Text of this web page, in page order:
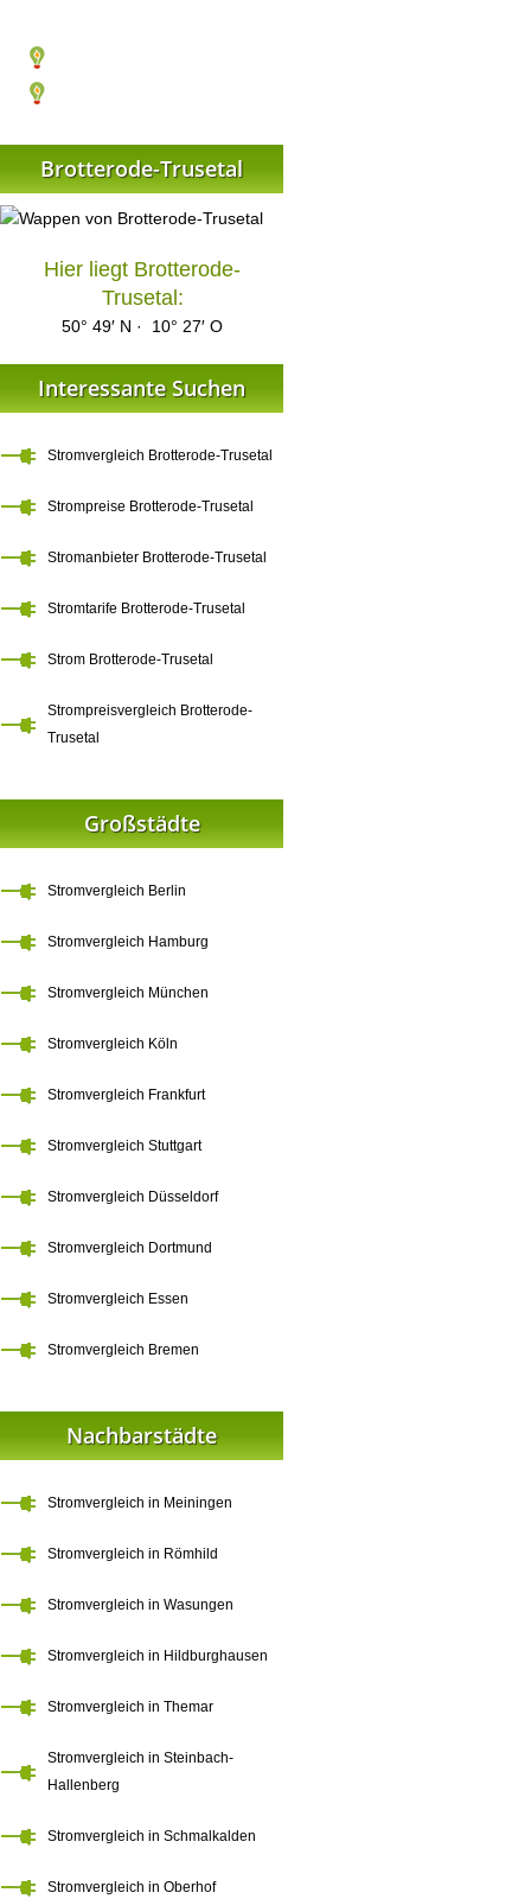
Brotterode-Trusetal
Hier liegt Brotterode-
Trusetal:
50° 49′ N · 10° 27′ O
Interessante Suchen
Stromvergleich Brotterode-Trusetal
Strompreise Brotterode-Trusetal
Stromanbieter Brotterode-Trusetal
Stromtarife Brotterode-Trusetal
Strom Brotterode-Trusetal
Strompreisvergleich Brotterode-
Trusetal
Großstädte
Stromvergleich Berlin
Stromvergleich Hamburg
Stromvergleich München
Stromvergleich Köln
Stromvergleich Frankfurt
Stromvergleich Stuttgart
Stromvergleich Düsseldorf
Stromvergleich Dortmund
Stromvergleich Essen
Stromvergleich Bremen
Nachbarstädte
Stromvergleich in Meiningen
Stromvergleich in Römhild
Stromvergleich in Wasungen
Stromvergleich in Hildburghausen
Stromvergleich in Themar
Stromvergleich in Steinbach-
Hallenberg
Stromvergleich in Schmalkalden
Stromvergleich in Oberhof